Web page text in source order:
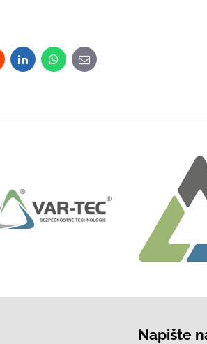
LinkedInWhatsApp
E-
mail
Napište